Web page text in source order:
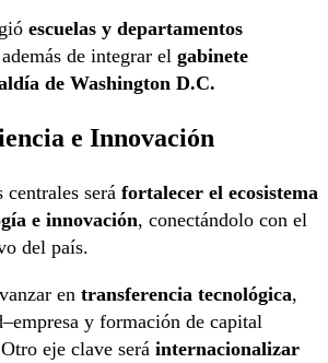
escuelas y departamentos
de integrar el gabinete
de Washington D.C.
e Innovación
será fortalecer el ecosistema
e innovación, conectándolo con el
del país.
en transferencia tecnológica,
y formación de capital
eje clave será internacionalizar